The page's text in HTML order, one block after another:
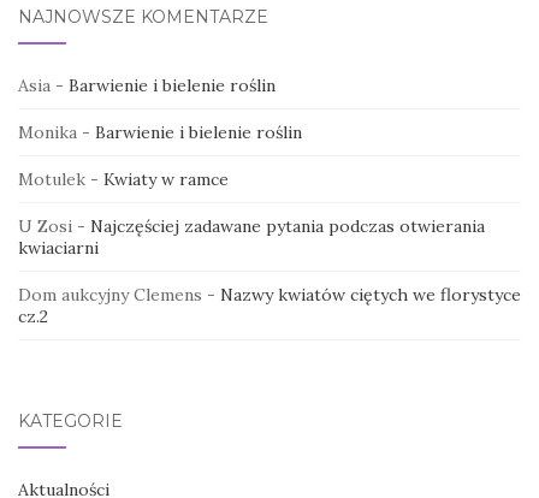
NAJNOWSZE KOMENTARZE
Asia - Barwienie i bielenie roślin
Monika - Barwienie i bielenie roślin
Motulek - Kwiaty w ramce
U Zosi - Najczęściej zadawane pytania podczas otwierania
kwiaciarni
Dom aukcyjny Clemens - Nazwy kwiatów ciętych we florystyce
cz.2
KATEGORIE
Aktualności